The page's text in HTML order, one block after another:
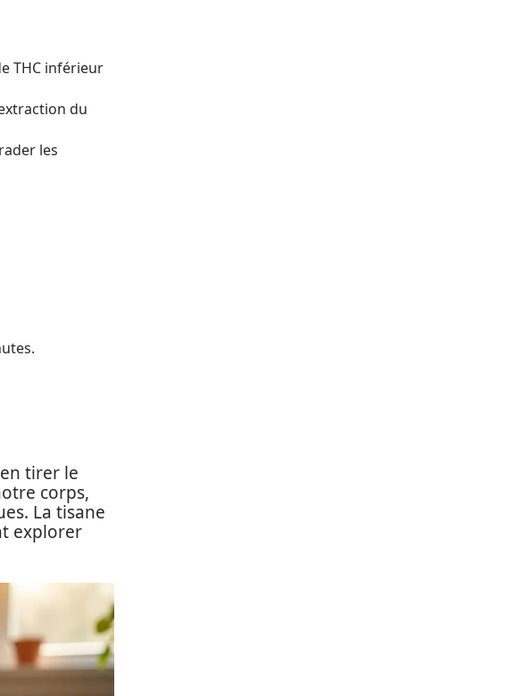
THC inférieur
du
les
tirer le
corps,
La tisane
explorer